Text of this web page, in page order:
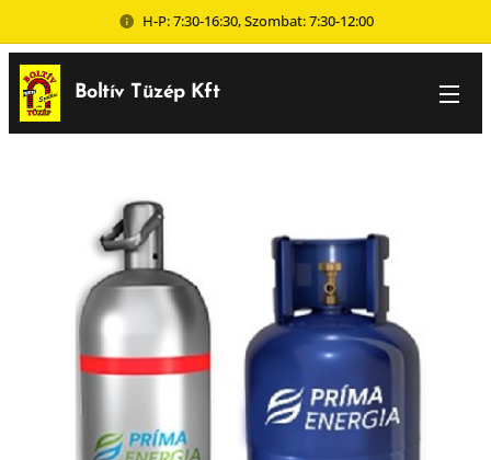
H-P: 7:30-16:30, Szombat: 7:30-12:00
Boltív Tüzép Kft